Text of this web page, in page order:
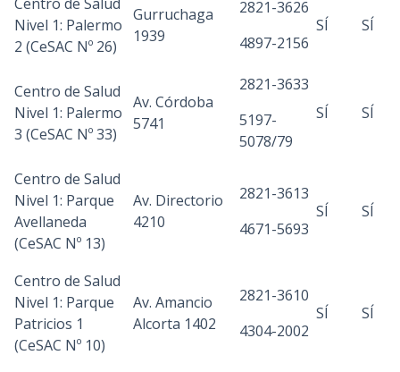
Nivel 1: Palermo
2 (CeSAC Nº 26)
Gurruchaga
1939
2821-3626
4897-2156
SÍ SÍ
Centro de Salud
Nivel 1: Palermo
3 (CeSAC Nº 33)
Av. Córdoba
5741
2821-3633
5197-
5078/79
SÍ SÍ
Centro de Salud
Nivel 1: Parque
Avellaneda
(CeSAC Nº 13)
Av. Directorio
4210
2821-3613
4671-5693
SÍ SÍ
Centro de Salud
Nivel 1: Parque
Patricios 1
(CeSAC Nº 10)
Av. Amancio
Alcorta 1402
2821-3610
4304-2002
SÍ SÍ